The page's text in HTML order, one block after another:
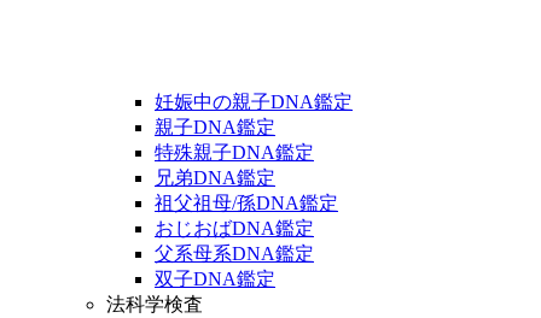
妊娠中の親子DNA鑑定
親子DNA鑑定
特殊親子DNA鑑定
兄弟DNA鑑定
祖父祖母/孫DNA鑑定
おじおばDNA鑑定
父系母系DNA鑑定
双子DNA鑑定
法科学検査